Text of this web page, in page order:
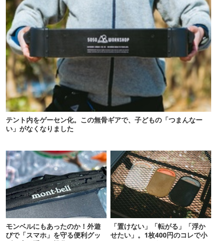
テント内をゲーセン化。この無骨ギアで、子どもの「つまんなー
い」がなくなりました
モンベルにもあったのか！外遊
びで「スマホ」を守る便利グッ
「置けない」「転がる」「浮か
せたい」。1枚400円のコレで小